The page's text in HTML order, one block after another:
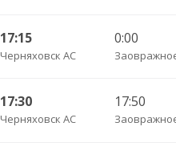
17:15
Черняховск АС
0:00
17:30
Черняховск АС
17:50